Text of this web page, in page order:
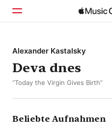
Startseite
Entdecken
Alexander Kastalsky
Deva dnes
“Today the Virgin Gives Birth”
Beliebte Aufnahmen